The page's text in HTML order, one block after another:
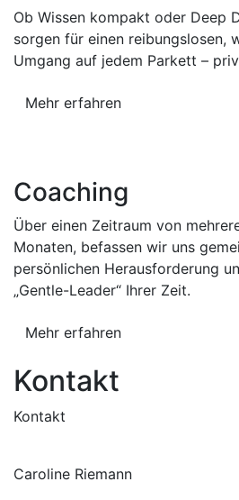
Ob Wissen kompakt oder Deep
sorgen für einen reibungslosen,
Umgang auf jedem Parkett –
Mehr erfahren
Coaching
Über einen Zeitraum von
Monaten, befassen wir uns
persönlichen Herausforderung
„Gentle-Leader“ Ihrer Zeit.
Mehr erfahren
Kontakt
Kontakt
Caroline Riemann